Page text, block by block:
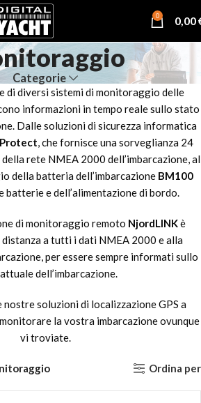
0 0,00
Categorie
di diversi sistemi di monitoraggio delle
informazioni in tempo reale sullo stato
Dalle soluzioni di sicurezza informatica
, che fornisce una sorveglianza 24
rete NMEA 2000 dell’imbarcazione, al
della batteria dell’imbarcazione BM100
e dell’alimentazione di bordo.
di monitoraggio remoto NjordLINKè
distanza a tutti i dati NMEA 2000 e alla
per essere sempre informati sullo
dell’imbarcazione.
soluzioni di localizzazione GPS a
la vostra imbarcazione ovunque
vi troviate.
Ordina per